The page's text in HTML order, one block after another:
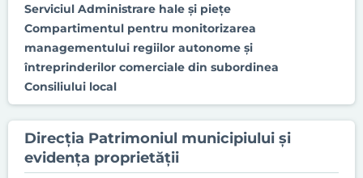
Serviciul Administrare hale şi pieţe
Compartimentul pentru monitorizarea
managementului regiilor autonome şi
întreprinderilor comerciale din subordinea
Consiliului local
Direcţia Patrimoniul municipiului şi
evidenţa proprietăţii